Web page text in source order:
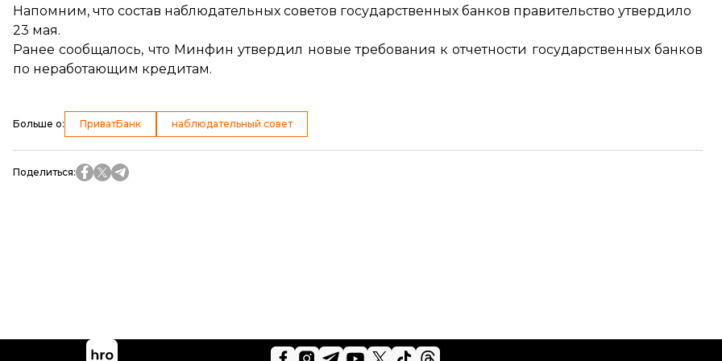
Напомним, что состав наблюдательных советов государственных банков правительство утвердило
23 мая.
Ранее сообщалось, что Минфин утвердил новые требования к отчетности государственных банков
по неработающим кредитам.
Больше о: ПриватБанк наблюдательный совет
Поделиться: